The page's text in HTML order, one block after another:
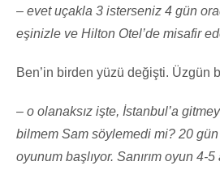
– evet uçakla 3 isterseniz 4 gün
eşinizle ve Hilton Otel’de misafir
Ben’in birden yüzü değişti. Üzgün
– o olanaksız işte, İstanbul’a
bilmem Sam söylemedi mi? 20
oyunum başlıyor. Sanırım oyun 4-